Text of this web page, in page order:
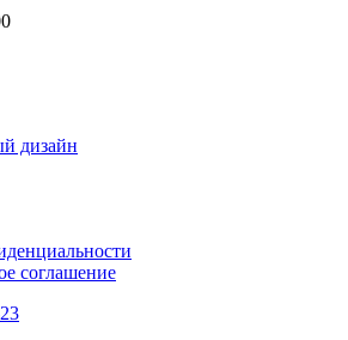
дизайн
соглашение